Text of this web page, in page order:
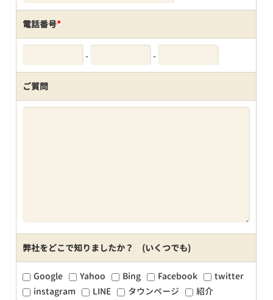
電話番号*
- -
ご質問
弊社をどこで知りましたか？ (いくつでも)
Google Yahoo Bing Facebook
twitter
instagram
LINE タウンページ
紹介